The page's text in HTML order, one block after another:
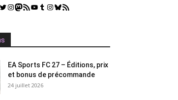
Twitter
Instagram
Mastodon
Flux RSSYouTube
Tumblr
Instagram
Bluesky
GestGame
EA Sports FC 27 – Éditions, prix
et bonus de précommande
24 juillet 2026